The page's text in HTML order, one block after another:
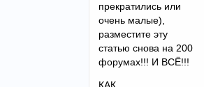
прекратились или
очень малые),
разместите эту
статью снова на 200
форумах!!! И ВСЁ!!!